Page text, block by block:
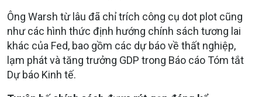
Ông Warsh từ lâu đã chỉ trích công cụ dot plot cũng
như các hình thức định hướng chính sách tương lai
khác của Fed, bao gồm các dự báo về thất nghiệp,
lạm phát và tăng trưởng GDP trong Báo cáo Tóm tắt
Dự báo Kinh tế.